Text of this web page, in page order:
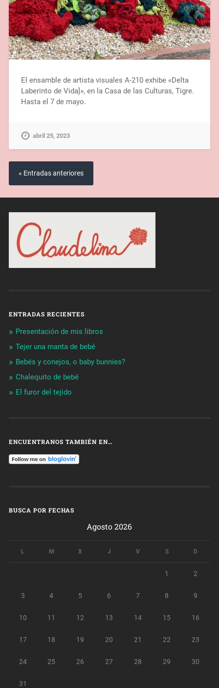
El ensamble de artista visuales A-210 exhibe «Delta
Laberinto de Vida]», en la Casa de las Culturas, Tigre.
Hasta el 7 de mayo.
abril 25, 2023
« Entradas anteriores
ENTRADAS RECIENTES
Presentación de mis libros
Tejer una manta de bebé
Bebés y conejos, o baby bunnies?
Chalequito de bebé
El furor del tejido
ENCUENTRANOS TAMBIÉN EN…
BUSCA POR FECHAS
Agosto 2026
L M X J V S D
1 2
3 4 5 6 7 8 9
10 11 12 13 14 15 16
17 18 19 20 21 22 23
24 25 26 27 28 29 30
31